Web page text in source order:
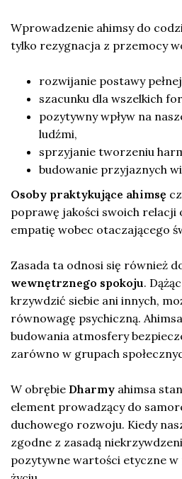
Wprowadzenie ahimsy do
tylko rezygnacja z przemocy
rozwijanie postawy
szacunku dla wszelkich
pozytywny wpływ na
ludźmi,
sprzyjanie tworzeniu
budowanie przyjaznych
Osoby praktykujące ahimsę
poprawę jakości swoich relacji
empatię wobec otaczającego
Zasada ta odnosi się również
wewnętrznego spokoju.
krzywdzić siebie ani innych,
równowagę psychiczną.
budowania atmosfery
zarówno w grupach
W obrębie Dharmy ahimsa
element prowadzący do
duchowego rozwoju. Kiedy
zgodne z zasadą
pozytywne wartości etyczne w